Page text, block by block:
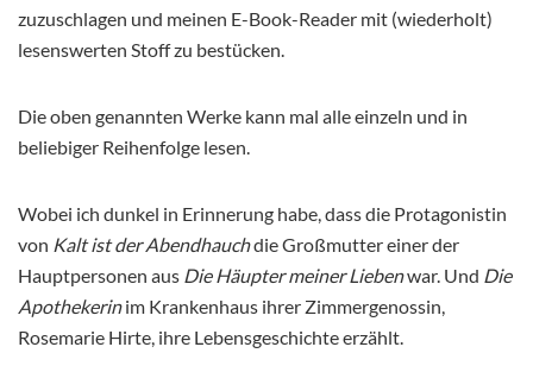
zuzuschlagen und meinen E-Book-Reader mit (wiederholt)
lesenswerten Stoff zu bestücken.
Die oben genannten Werke kann mal alle einzeln und in
beliebiger Reihenfolge lesen.
Wobei ich dunkel in Erinnerung habe, dass die Protagonistin
von Kalt ist der Abendhauchdie Großmutter einer der
Hauptpersonen aus Die Häupter meiner Liebenwar. Und Die
Apothekerinim Krankenhaus ihrer Zimmergenossin,
Rosemarie Hirte, ihre Lebensgeschichte erzählt.